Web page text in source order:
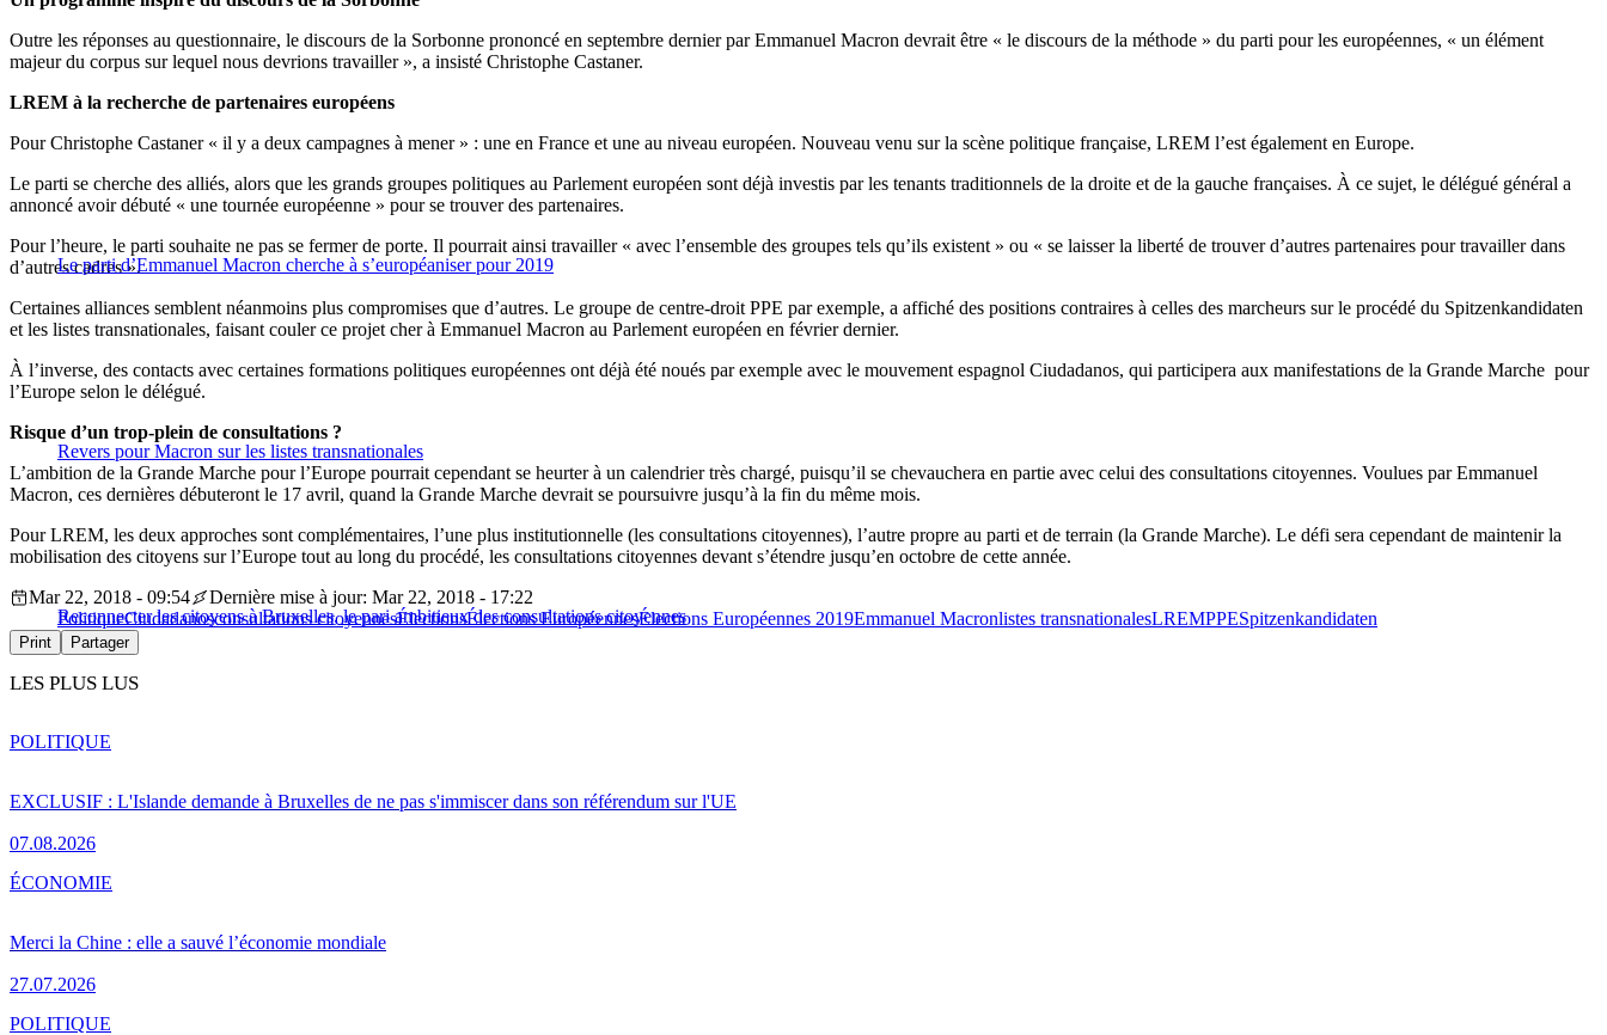
Outre les réponses au questionnaire, le discours de la Sorbonne prononcé en septembre dernier par Emmanuel Macron devrait être « le discours de la méthode » du parti pour les européennes, « un élément
majeur du corpus sur lequel nous devrions travailler », a insisté Christophe Castaner.
LREM à la recherche de partenaires européens
Pour Christophe Castaner « il y a deux campagnes à mener » : une en France et une au niveau européen. Nouveau venu sur la scène politique française, LREM l’est également en Europe.
Le parti se cherche des alliés, alors que les grands groupes politiques au Parlement européen sont déjà investis par les tenants traditionnels de la droite et de la gauche françaises. À ce sujet, le délégué général a
annoncé avoir débuté « une tournée européenne » pour se trouver des partenaires.
Le parti d’Emmanuel Macron cherche à s’européaniser pour 2019
Pour l’heure, le parti souhaite ne pas se fermer de porte. Il pourrait ainsi travailler « avec l’ensemble des groupes tels qu’ils existent » ou « se laisser la liberté de trouver d’autres partenaires pour travailler dans
d’autres cadres ».
Certaines alliances semblent néanmoins plus compromises que d’autres. Le groupe de centre-droit PPE par exemple, a affiché des positions contraires à celles des marcheurs sur le procédé du Spitzenkandidaten
et les listes transnationales, faisant couler ce projet cher à Emmanuel Macron au Parlement européen en février dernier.
À l’inverse, des contacts avec certaines formations politiques européennes ont déjà été noués par exemple avec le mouvement espagnol Ciudadanos, qui participera aux manifestations de la Grande Marche pour
l’Europe selon le délégué.
Revers pour Macron sur les listes transnationales
Risque d’un trop-plein de consultations ?
L’ambition de la Grande Marche pour l’Europe pourrait cependant se heurter à un calendrier très chargé, puisqu’il se chevauchera en partie avec celui des consultations citoyennes. Voulues par Emmanuel
Macron, ces dernières débuteront le 17 avril, quand la Grande Marche devrait se poursuivre jusqu’à la fin du même mois.
Pour LREM, les deux approches sont complémentaires, l’une plus institutionnelle (les consultations citoyennes), l’autre propre au parti et de terrain (la Grande Marche). Le défi sera cependant de maintenir la
mobilisation des citoyens sur l’Europe tout au long du procédé, les consultations citoyennes devant s’étendre jusqu’en octobre de cette année.
Reconnecter les citoyens à Bruxelles, le pari ambitieux des consultations citoyennes
Mar 22, 2018 - 09:54
Dernière mise à jour: Mar 22, 2018 - 17:22
PolitiqueCiudadanosconsultations citoyennesÉlectionsÉlections EuropéennesÉlections Européennes 2019Emmanuel Macronlistes transnationalesLREMPPESpitzenkandidaten
Print Partager
LES PLUS LUS
EXCLUSIF : L'Islande demande à Bruxelles de ne pas s'immiscer dans son référendum sur l'UE
07.08.2026
POLITIQUE
Merci la Chine : elle a sauvé l’économie mondiale
27.07.2026
ÉCONOMIE
POLITIQUE